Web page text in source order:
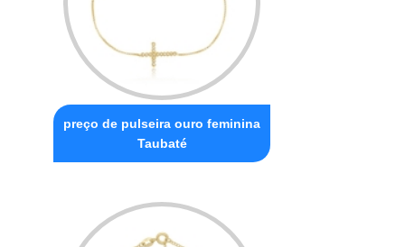
preço de pulseira ouro feminina
Taubaté